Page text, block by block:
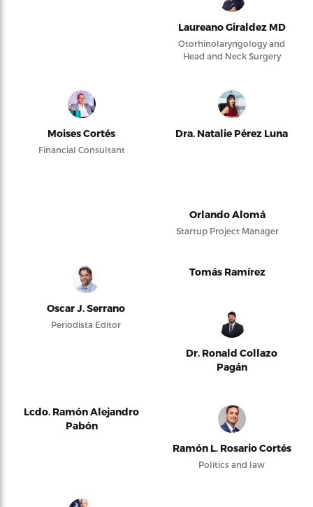
Laureano Giraldez MD
Otorhinolaryngology and
Head and Neck Surgery
Moises Cortés
Financial Consultant
Dra. Natalie Pérez Luna
Orlando Alomá
Startup Project Manager
Oscar J. Serrano
Periodista Editor
Tomás Ramírez
Dr. Ronald Collazo
Pagán
Lcdo. Ramón Alejandro
Pabón
Ramón L. Rosario Cortés
Politics and law